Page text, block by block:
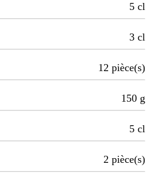
5 cl
3 cl
12 pièce(s)
150 g
5 cl
2 pièce(s)